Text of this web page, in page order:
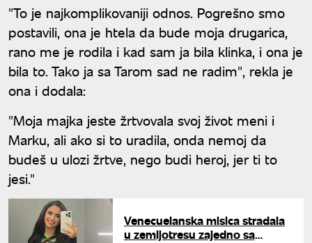
"To je najkomplikovaniji odnos. Pogrešno smo
postavili, ona je htela da bude moja drugarica,
rano me je rodila i kad sam ja bila klinka, i ona je
bila to. Tako ja sa Tarom sad ne radim", rekla je
ona i dodala:
"Moja majka jeste žrtvovala svoj život meni i
Marku, ali ako si to uradila, onda nemoj da
budeš u ulozi žrtve, nego budi heroj, jer ti to
jesi."
Venecuelanska misica stradala
u zemljotresu zajedno sa